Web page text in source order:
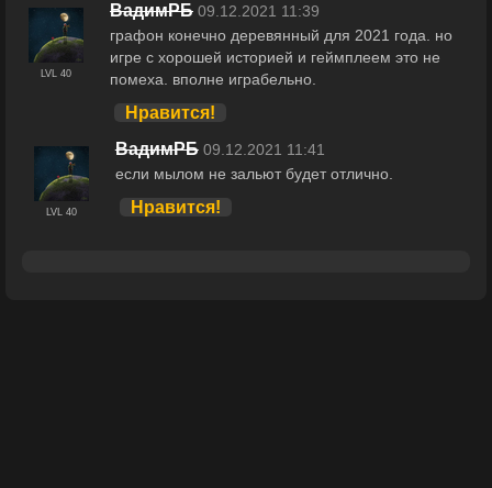
LVL 40
ВадимРБ 09.12.2021 11:39
графон конечно деревянный для 2021 года. но
игре с хорошей историей и геймплеем это не
помеха. вполне играбельно.
Нравится!
LVL 40
ВадимРБ 09.12.2021 11:41
если мылом не зальют будет отлично.
Нравится!